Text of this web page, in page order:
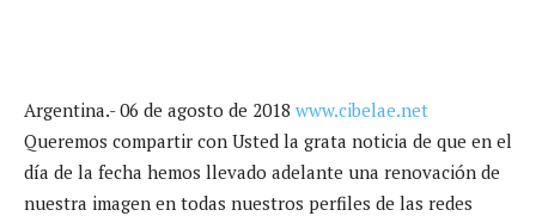
Argentina.- 06 de agosto de 2018 www.cibelae.net
Queremos compartir con Usted la grata noticia de que en el
día de la fecha hemos llevado adelante una renovación de
nuestra imagen en todas nuestros perfiles de las redes